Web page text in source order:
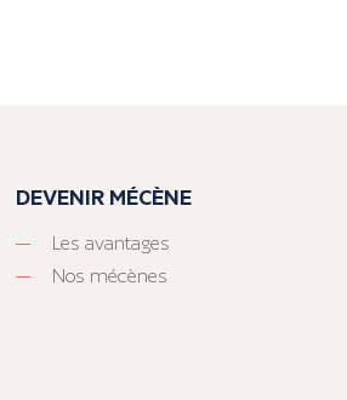
DEVENIR MÉCÈNE
Les avantages
Nos mécènes